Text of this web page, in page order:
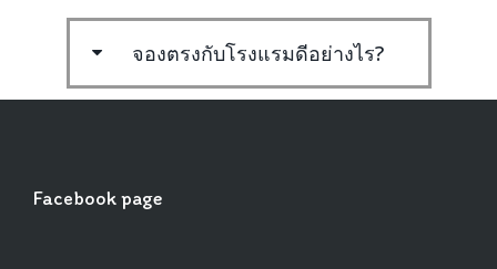
จองตรงกับโรงแรมดีอย่างไร?
Facebook page